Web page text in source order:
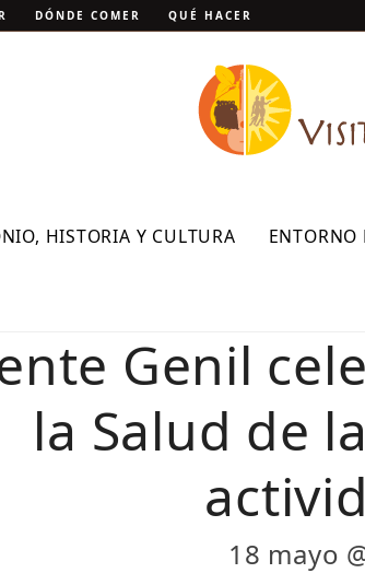
DÓNDE COMER QUÉ HACER
HISTORIA Y CULTURA ENTORNO
Genil
la Salud de
18 mayo